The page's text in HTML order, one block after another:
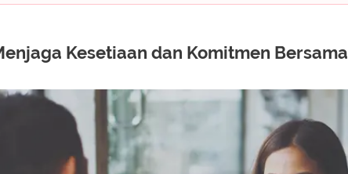
Kesetiaan dan Komitmen Bersama